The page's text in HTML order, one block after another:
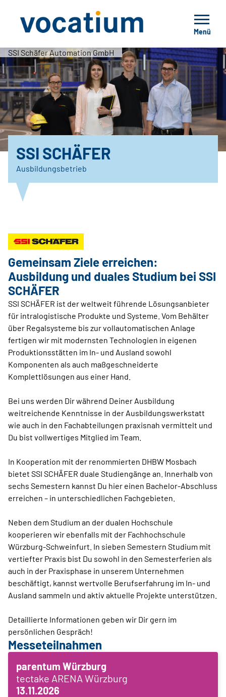
Menü
SSI Schäfer Automation GmbH
SSI SCHÄFER
Ausbildungsbetrieb
Gemeinsam Ziele erreichen:
Ausbildung und duales Studium bei SSI
SCHÄFER
SSI SCHÄFER ist der weltweit führende Lösungsanbieter
für intralogistische Produkte und Systeme. Vom Behälter
über Regalsysteme bis zur vollautomatischen Anlage
fertigen wir mit modernsten Technologien in eigenen
Produktionsstätten im In- und Ausland sowohl
Komponenten als auch maßgeschneiderte
Komplettlösungen aus einer Hand.
Bei uns werden Dir während Deiner Ausbildung
weitreichende Kenntnisse in der Ausbildungswerkstatt
wie auch in den Fachabteilungen praxisnah vermittelt und
Du bist vollwertiges Mitglied im Team.
In Kooperation mit der renommierten DHBW Mosbach
bietet SSI SCHÄFER duale Studiengänge an. Innerhalb von
sechs Semestern kannst Du hier einen Bachelor-Abschluss
erreichen – in unterschiedlichen Fachgebieten.
Neben dem Studium an der dualen Hochschule
kooperieren wir ebenfalls mit der Fachhochschule
Würzburg-Schweinfurt. In sieben Semestern Studium mit
vertiefter Praxis bist Du sowohl in den Semesterferien als
auch in der Praxisphase in unserem Unternehmen
beschäftigt, kannst wertvolle Berufserfahrung im In- und
Ausland sammeln und aktiv aktuelle Projekte unterstützen.
Detaillierte Informationen geben wir Dir gern im
persönlichen Gespräch!
Messeteilnahmen
parentum Würzburg
tectake ARENA Würzburg
13.11.2026